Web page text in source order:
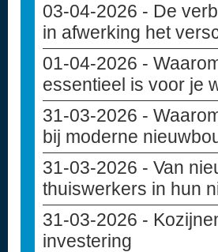
03-04-2026 - De
in afwerking het
01-04-2026 -
essentieel is voor je
31-03-2026 -
bij moderne
31-03-2026 - Van
thuiswerkers in hun
31-03-2026 -
investering